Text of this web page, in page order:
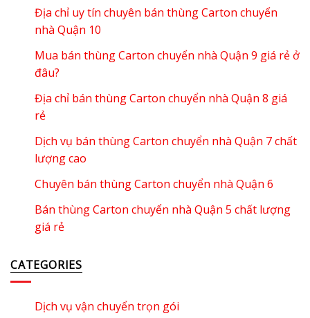
Địa chỉ uy tín chuyên bán thùng Carton chuyển
nhà Quận 10
Mua bán thùng Carton chuyển nhà Quận 9 giá rẻ ở
đâu?
Địa chỉ bán thùng Carton chuyển nhà Quận 8 giá
rẻ
Dịch vụ bán thùng Carton chuyển nhà Quận 7 chất
lượng cao
Chuyên bán thùng Carton chuyển nhà Quận 6
Bán thùng Carton chuyển nhà Quận 5 chất lượng
giá rẻ
CATEGORIES
Dịch vụ vận chuyển trọn gói